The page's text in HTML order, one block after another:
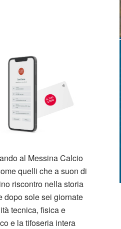
al Messina Calcio
quelli che a suon di
riscontro nella storia
dopo sole sei giornate
tecnica, fisica e
e la tifoseria intera